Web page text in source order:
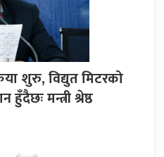
शुरु, विद्युत मिटरको
मन्त्री श्रेष्ठ